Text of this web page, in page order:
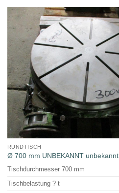
RUNDTISCH
Ø 700 mm UNBEKANNT unbekannt
Tischdurchmesser 700 mm
Tischbelastung ? t